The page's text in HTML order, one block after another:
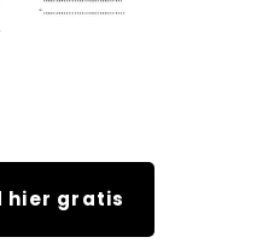
hier gratis